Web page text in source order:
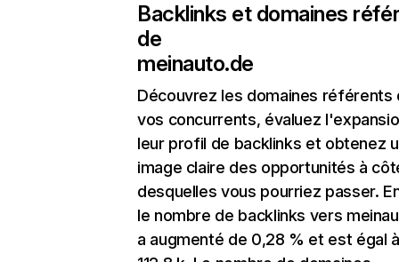
Backlinks et domaines
de
meinauto.de
Découvrez les domaines référents
vos concurrents, évaluez
leur profil de backlinks et obtenez
image claire des opportunités à
desquelles vous pourriez passer.
le nombre de backlinks vers
a augmenté de 0,28 % et est égal à